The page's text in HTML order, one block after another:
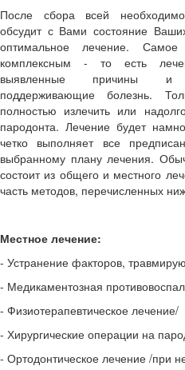
После сбора всей
обсудит с Вами состояние
оптимальное лечение.
комплексным - то есть
выявленные причины и
поддерживающие болезнь.
полностью излечить или
пародонта. Лечение будет
четко выполняет все
выбранному плану лечения.
состоит из общего и местного
часть методов, перечисленных
Местное лечение:
- Устранение факторов,
- Медикаментозная
- Физиотерапевтическое лечение/
- Хирургические операции на
- Ортодонтическое лечение /при